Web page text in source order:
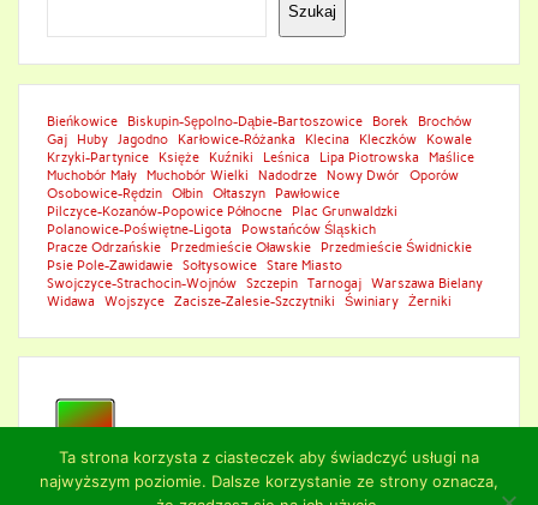
Szukaj
Bieńkowice Biskupin-Sępolno-Dąbie-Bartoszowice Borek
Brochów
Gaj
Huby Jagodno Karłowice-Różanka Klecina Kleczków
Kowale
Krzyki-Partynice
Księże Kuźniki Leśnica Lipa Piotrowska
Maślice
Muchobór Mały
Muchobór Wielki Nadodrze Nowy Dwór
Oporów
Osobowice-Rędzin
Ołbin Ołtaszyn
Pawłowice
Pilczyce-Kozanów-Popowice Północne
Plac Grunwaldzki
Polanowice-Poświętne-Ligota
Powstańców Śląskich
Pracze Odrzańskie
Przedmieście Oławskie
Przedmieście Świdnickie
Psie Pole-Zawidawie
Sołtysowice
Stare Miasto
Swojczyce-Strachocin-Wojnów
Szczepin Tarnogaj
Warszawa Bielany
Widawa
Wojszyce Zacisze-Zalesie-Szczytniki Świniary Żerniki
Ta strona korzysta z ciasteczek aby świadczyć usługi na
najwyższym poziomie. Dalsze korzystanie ze strony oznacza,